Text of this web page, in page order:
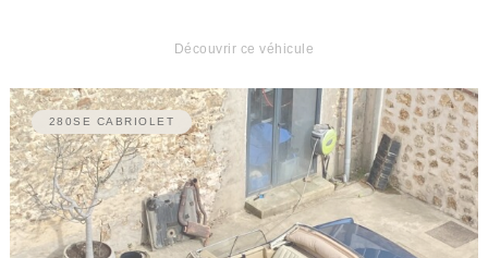
Découvrir ce véhicule
280SE CABRIOLET